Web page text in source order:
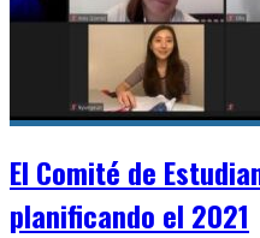
El Comité de
planificando el 2021